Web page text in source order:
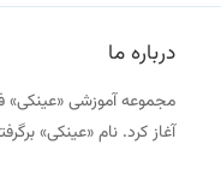
درباره ما
آغاز کرد. نام «عینکی»